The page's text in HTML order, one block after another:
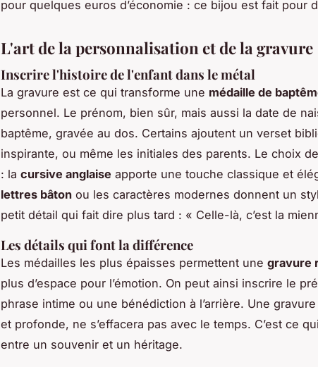
pour quelques euros d’économie : ce bijou est fait pour
L'art de la personnalisation et de la gravure
Inscrire l'histoire de l'enfant dans le métal
La gravure est ce qui transforme une médaille de
personnel. Le prénom, bien sûr, mais aussi la date de
baptême, gravée au dos. Certains ajoutent un verset
inspirante, ou même les initiales des parents. Le choix
: la cursive anglaise apporte une touche classique et
lettres bâton ou les caractères modernes donnent un
petit détail qui fait dire plus tard : « Celle-là, c’est la
Les détails qui font la différence
Les médailles les plus épaisses permettent une gravure
plus d’espace pour l’émotion. On peut ainsi inscrire le
phrase intime ou une bénédiction à l’arrière. Une
et profonde, ne s’effacera pas avec le temps. C’est ce
entre un souvenir et un héritage.